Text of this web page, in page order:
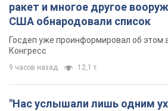
ракет и многое другое
США обнародовали список
Госдеп уже проинформировал об этом
Конгресс
9 часов назад 12,1 т.
"Нас услышали лишь одним